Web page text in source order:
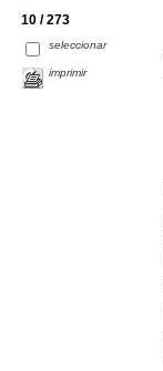
10 / 273
seleccionar
imprimir